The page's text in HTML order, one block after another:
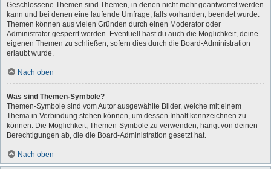
Geschlossene Themen sind Themen, in denen nicht mehr geantwortet werden
kann und bei denen eine laufende Umfrage, falls vorhanden, beendet wurde.
Themen können aus vielen Gründen durch einen Moderator oder
Administrator gesperrt werden. Eventuell hast du auch die Möglichkeit, deine
eigenen Themen zu schließen, sofern dies durch die Board-Administration
erlaubt wurde.
Nach oben
Was sind Themen-Symbole?
Themen-Symbole sind vom Autor ausgewählte Bilder, welche mit einem
Thema in Verbindung stehen können, um dessen Inhalt kennzeichnen zu
können. Die Möglichkeit, Themen-Symbole zu verwenden, hängt von deinen
Berechtigungen ab, die die Board-Administration gesetzt hat.
Nach oben